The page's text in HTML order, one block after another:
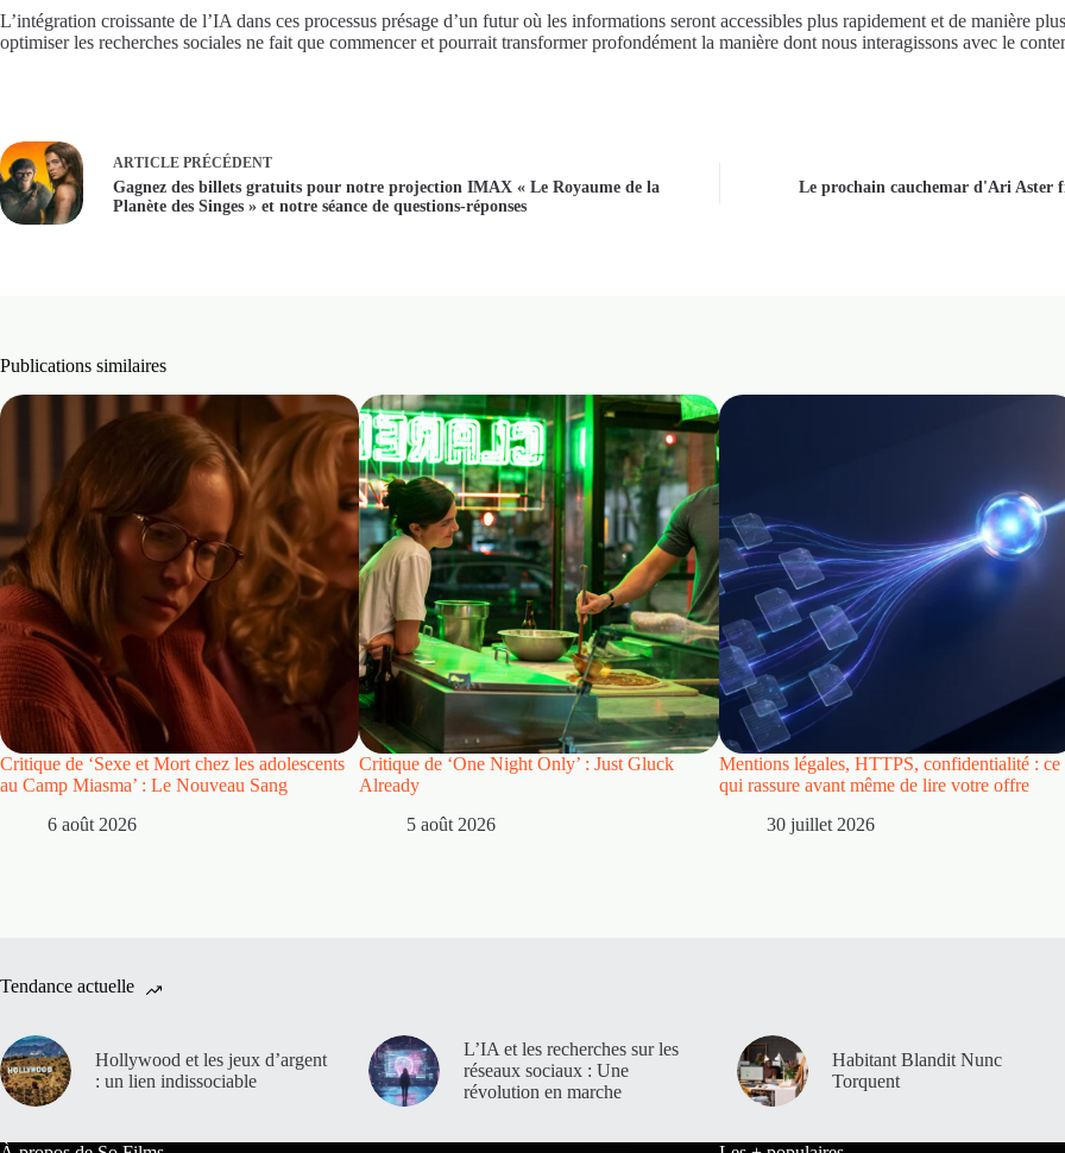
L’intégration croissante de l’IA dans ces processus présage d’un futur où les informations seront accessibles plus rapidement et de manière
optimiser les recherches sociales ne fait que commencer et pourrait transformer profondément la manière dont nous interagissons avec le
ARTICLE PRÉCÉDENT
Gagnez des billets gratuits pour notre projection IMAX « Le Royaume de la
Planète des Singes » et notre séance de questions-réponses
Le prochain cauchemar d'Ari Aster
Publications similaires
Critique de ‘Sexe et Mort chez les adolescents
au Camp Miasma’ : Le Nouveau Sang
6 août 2026
Critique de ‘One Night Only’ : Just Gluck
Already
5 août 2026
Mentions légales, HTTPS, confidentialité : ce
qui rassure avant même de lire votre offre
30 juillet 2026
Tendance actuelle
Hollywood et les jeux d’argent
: un lien indissociable
L’IA et les recherches sur les
réseaux sociaux : Une
révolution en marche
Habitant Blandit Nunc
Torquent